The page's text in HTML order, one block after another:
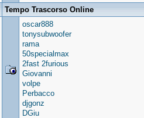
Tempo Trascorso Online
oscar888
tonysubwoofer
rama
50specialmax
2fast 2furious
Giovanni
volpe
Perbacco
djgonz
DGiu